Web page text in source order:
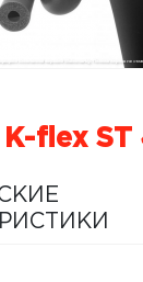
K-flex